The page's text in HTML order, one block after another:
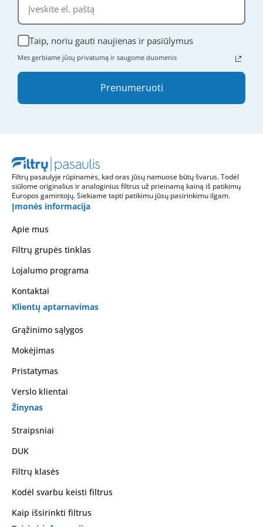
Taip, noriu gauti naujienas ir pasiūlymus
Mes gerbiame jūsų privatumą ir saugome duomenis
Prenumeruoti
Filtrų pasaulyje rūpinamės, kad oras jūsų namuose būtų švarus. Todėl
siūlome originalius ir analoginius filtrus už prieinamą kainą iš patikimų
Europos gamintojų. Siekiame tapti patikimu jūsų pasirinkimu ilgam.
Įmonės informacija
Apie mus
Filtrų grupės tinklas
Lojalumo programa
Kontaktai
Klientų aptarnavimas
Grąžinimo sąlygos
Mokėjimas
Pristatymas
Verslo klientai
Žinynas
Straipsniai
DUK
Filtrų klasės
Kodėl svarbu keisti filtrus
Kaip išsirinkti filtrus